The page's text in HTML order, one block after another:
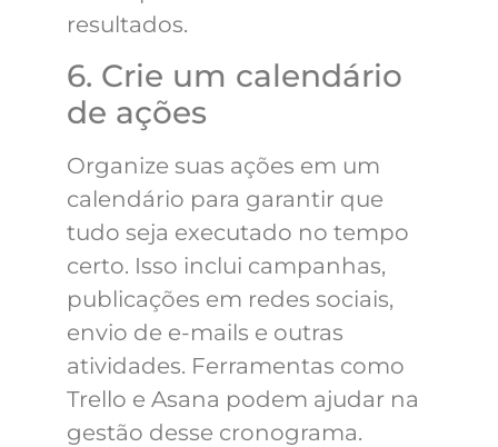
resultados.
6. Crie um calendário
de ações
Organize suas ações em um
calendário para garantir que
tudo seja executado no tempo
certo. Isso inclui campanhas,
publicações em redes sociais,
envio de e-mails e outras
atividades. Ferramentas como
Trello e Asana podem ajudar na
gestão desse cronograma.